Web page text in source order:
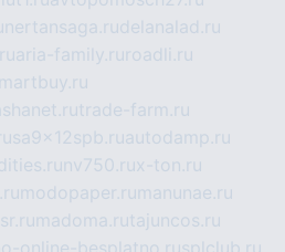
nertansaga.rudelanalad.ru
aria-family.ru roadli.ru
trade-farm.ru
autodamp.ru
nv750.rux-ton.ru
modopaper.ru manunae.ru
madoma.rutajuncos.ru
online-besplatno.rusplclub.ru